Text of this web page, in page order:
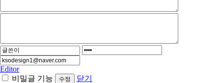
Editor
비밀글 기능
닫기